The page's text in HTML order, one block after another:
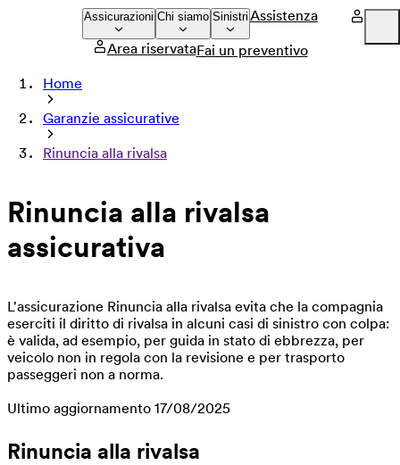
Company
Press
Careers
Assicurazioni Chi siamo Sinistri Assistenza
Area riservataFai un preventivo
Home
Garanzie assicurative
Rinuncia alla rivalsa
Rinuncia alla rivalsa
assicurativa
L'assicurazione Rinuncia alla rivalsa evita che la compagnia
eserciti il diritto di rivalsa in alcuni casi di sinistro con colpa:
è valida, ad esempio, per guida in stato di ebbrezza, per
veicolo non in regola con la revisione e per trasporto
passeggeri non a norma.
Ultimo aggiornamento 17/08/2025
Rinuncia alla rivalsa